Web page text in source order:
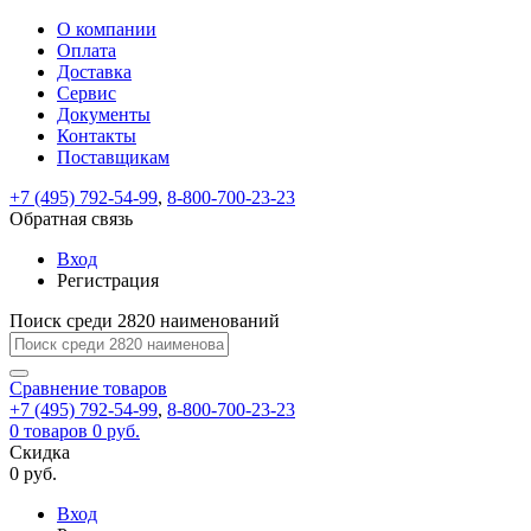
ВходРегистрация
test@example.com
отправлена
по
ней
завершения
регистрации.
Ок
Запомнить
меня
Забыли
Восстановление
пароля
Заполните
форму.
Мы
отправим
ссылку
указанный
электронный
перейдя
по
которой
вы
задать
На
вашу
почту
test@test.ru
ссылка.
Перейдите
по
для
смены
пароля.
Введите
новый
пароль
Сменить
Пароль
успешно
восстановлен
Обратная
связь
Сообщение
пользовательского
сообщение
успешно
отправлено.
О компании
Оплата
Доставка
Сервис
Документы
Контакты
Поставщикам
+7 (495) 792-54-99, 8-800-700-23-23
Обратная связь
Вход
Регистрация
Поиск среди 2820 наименований
Сравнение товаров
+7 (495) 792-54-99, 8-800-700-23-23
0 товаров 0 руб.
Скидка
0 руб.
Вход